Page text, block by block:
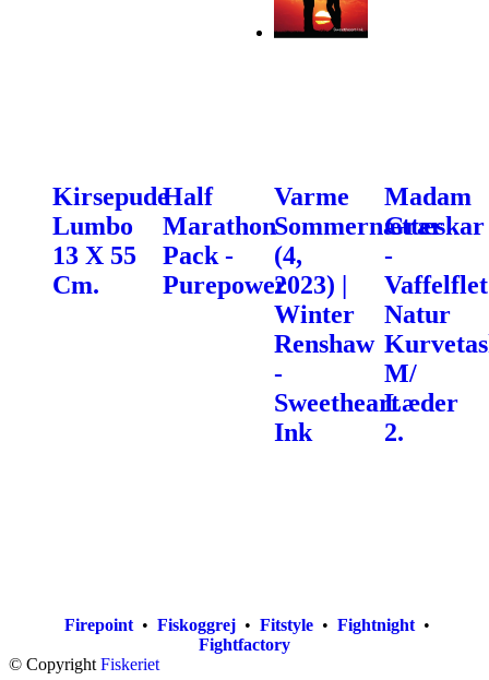
Kirsepude
Lumbo
13 X 55
Cm.
Half
Marathon
Pack -
Purepower
Varme
Sommernætter
(4,
2023) |
Winter
Renshaw
-
Sweetheart
Ink
Madam
Græskar
-
Vaffelflet
Natur
M/
Læder
2.
Firepoint• Fiskoggrej• Fitstyle• Fightnight•
Fightfactory
© Copyright Fiskeriet